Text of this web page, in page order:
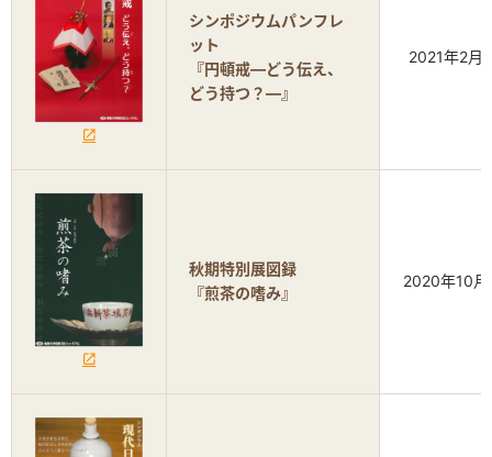
シンポジウムパンフレ
ット
『円頓戒―どう伝え、
どう持つ？―』
2021年2月
秋期特別展図録
『煎茶の嗜み』
2020年10月